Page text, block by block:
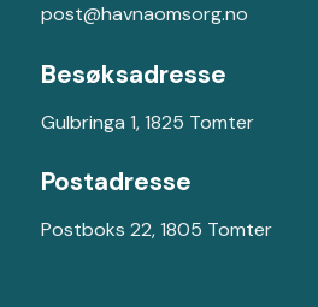
post@havnaomsorg.no
Besøksadresse
Gulbringa 1, 1825 Tomter
Postadresse
Postboks 22, 1805 Tomter